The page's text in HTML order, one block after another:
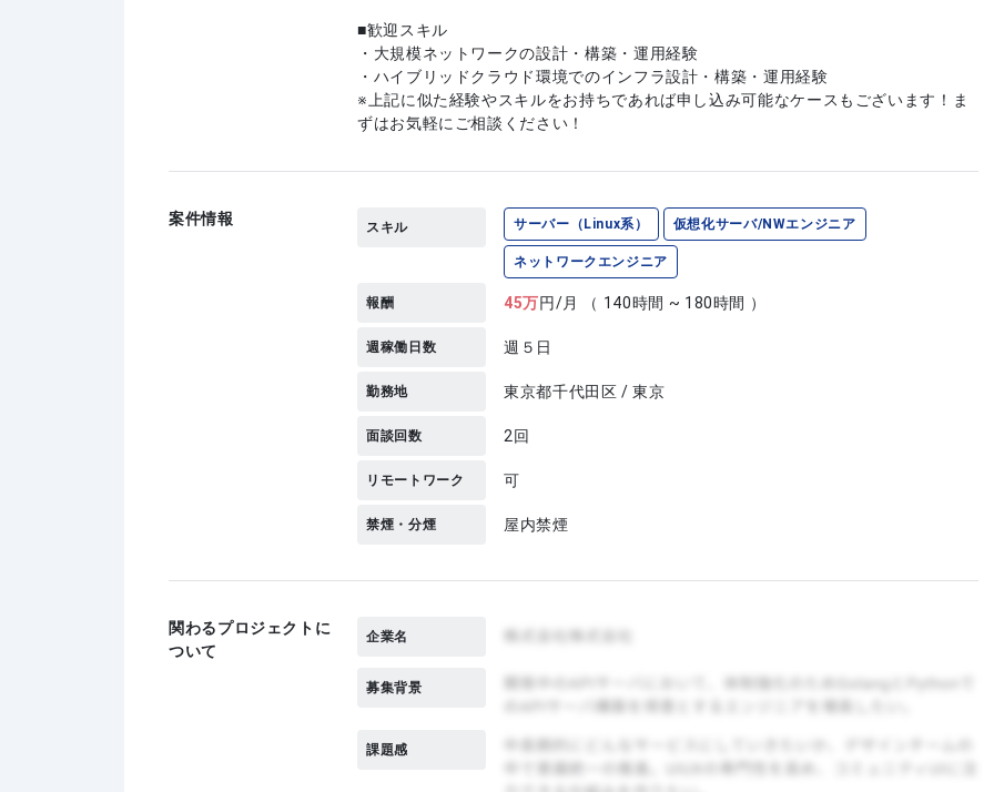
歓迎スキル
・大規模ネットワークの設計・構築・運用経験
・ハイブリッドクラウド環境でのインフラ設計・構築・運用経験
上記に似た経験やスキルをお持ちであれば申し込み可能なケースもございます！ま
ずはお気軽にご相談ください！
案件情報 スキル サーバー（Linux系） 仮想化サーバ/NWエンジニア
ネットワークエンジニア
報酬 45万円/月 （ 140時間 ~ 180時間 ）
週稼働日数 週５日
勤務地 東京都千代田区 / 東京
面談回数 2回
リモートワーク 可
禁煙・分煙 屋内禁煙
関わるプロジェクトに
ついて
企業名
募集背景
課題感